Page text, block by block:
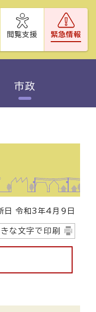
閲覧支援 緊急情報
市政
令和3年4月9日
な文字で印刷